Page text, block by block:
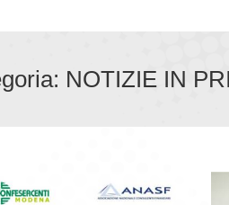
NOTIZIE IN